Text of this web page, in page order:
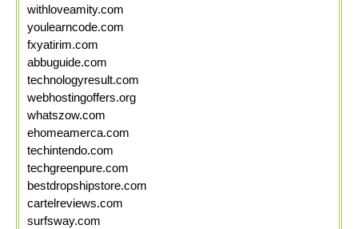
withloveamity.com
youlearncode.com
fxyatirim.com
abbuguide.com
technologyresult.com
webhostingoffers.org
whatszow.com
ehomeamerca.com
techintendo.com
techgreenpure.com
bestdropshipstore.com
cartelreviews.com
surfsway.com